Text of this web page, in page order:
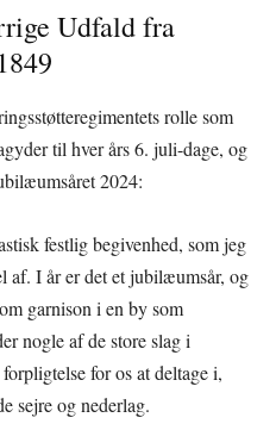
Udfald fra
rolle som
til hver års 6. juli-dage, og
2024:
festlig begivenhed, som jeg
af. I år er det et jubilæumsår, og
garnison i en by som
nogle af de store slag i
for os at deltage i,
sejre og nederlag.